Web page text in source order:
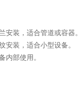
装，适合管道或容器。
装，适合小型设备。
内部使用。